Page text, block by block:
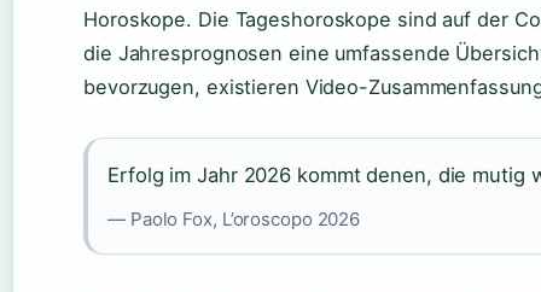
Horoskope. Die Tageshoroskope sind auf der
die Jahresprognosen eine umfassende
bevorzugen, existieren Video-
Erfolg im Jahr 2026 kommt denen, die mutig
— Paolo Fox, L’oroscopo 2026